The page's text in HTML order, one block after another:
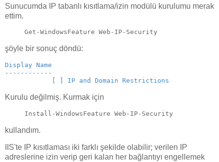
Sunucumda IP tabanlı kısıtlama/izin modülü kurulumu merak
ettim.
Get-WindowsFeature Web-IP-Security
şöyle bir sonuç döndü:
Display Name
------------
[ ] IP and Domain Restrictions
Kurulu değilmiş. Kurmak için
Install-WindowsFeature Web-IP-Security
kullandım.
IIS'te IP kısıtlaması iki farklı şekilde olabilir; verilen IP
adreslerine izin verip geri kalan her bağlantıyı engellemek